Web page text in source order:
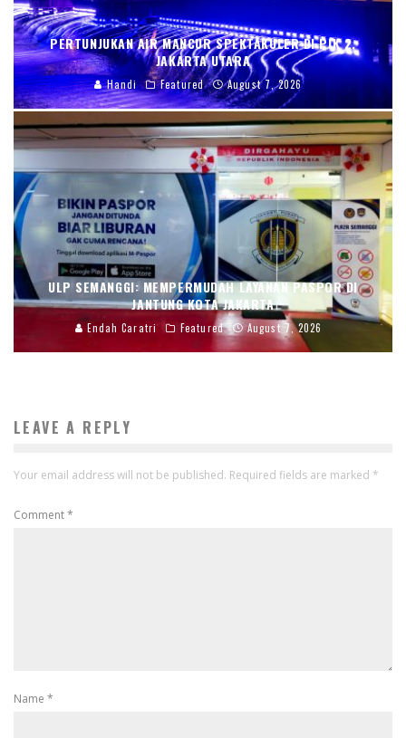
PERTUNJUKAN AIR MANCUR SPEKTAKULER DI PIK 2,
JAKARTA UTARA
Handi Featured August 7, 2026
ULP SEMANGGI: MEMPERMUDAH LAYANAN PASPOR DI
JANTUNG KOTA JAKARTA
Endah Caratri Featured August 7, 2026
LEAVE A REPLY
Your email address will not be published. Required fields are marked *
Comment*
Name *